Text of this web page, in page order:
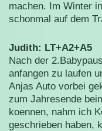
machen. Im Winter
schonmal auf dem
Judith: LT+A2+A5
Nach der
anfangen zu laufen
Anjas Auto vorbei
zum Jahresende
koennen, nahm ich
geschrieben haben,